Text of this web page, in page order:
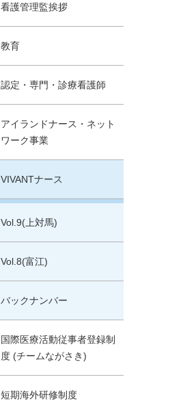
看護管理監挨拶
教育
認定・専門・診療看護師
アイランドナース・ネット
ワーク事業
VIVANTナース
Vol.9(上対馬)
Vol.8(富江)
バックナンバー
国際医療活動従事者登録制
度 (チームながさき)
短期海外研修制度